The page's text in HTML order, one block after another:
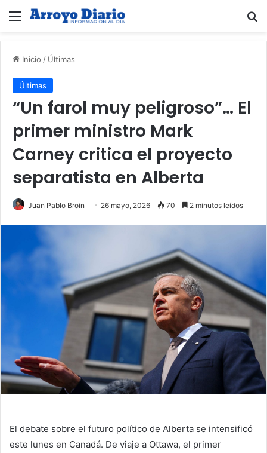
Menú
Inicio / Últimas
Últimas
“Un farol muy peligroso”… El
primer ministro Mark
Carney critica el proyecto
separatista en Alberta
Juan Pablo Broin 26 mayo, 2026 70 2 minutos leídos
El debate sobre el futuro político de Alberta se intensificó
este lunes en Canadá. De viaje a Ottawa, el primer